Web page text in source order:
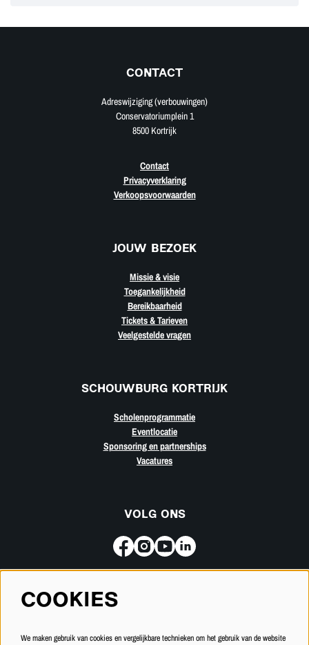
CONTACT
Adreswijziging (verbouwingen)
Conservatoriumplein 1
8500 Kortrijk
Contact
Privacyverklaring
Verkoopsvoorwaarden
JOUW BEZOEK
Missie & visie
Toegankelijkheid
Bereikbaarheid
Tickets & Tarieven
Veelgestelde vragen
SCHOUWBURG KORTRIJK
Scholenprogrammatie
Eventlocatie
Sponsoring en partnerships
Vacatures
VOLG ONS
Meld je aan voor de nieuwsbrief
COOKIES
We maken gebruik van cookies en vergelijkbare technieken om het gebruik van de website